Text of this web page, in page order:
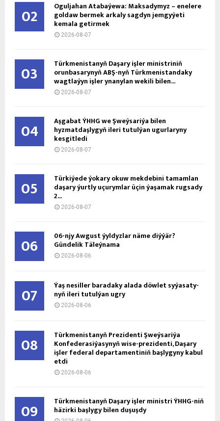
02 Oguljahan Atabaýewa: Maksadymyz – enelere
goldaw bermek arkaly sagdyn jemgyýeti
kemala getirmek
2026-08-07
03 Türkmenistanyň Daşary işler ministriniň
orunbasarynyň ABŞ-nyň Türkmenistandaky
wagtlaýyn işler ynanylan wekili bilen...
2026-08-07
04 Aşgabat ÝHHG we Şweýsariýa bilen
hyzmatdaşlygyň ileri tutulýan ugurlaryny
kesgitledi
2026-08-07
05 Türkiýede ýokary okuw mekdebini tamamlan
daşary ýurtly uçurymlar üçin ýaşamak rugsady
2...
2026-08-07
06 06-njy Awgust ýyldyzlar näme diýýär?
Gündelik Täleýnama
2026-08-06
07 Ýaş ne­sil­ler ba­ra­da­ky ala­da döw­let sy­ýa­sa­ty­
nyň ile­ri tu­tul­ýan ug­ry
2026-08-06
08 Türkmenistanyň Prezidenti Şweýsariýa
Konfederasiýasynyň wise-prezidenti, Daşary
işler federal departamentiniň başlygyny kabul
etdi
2026-08-06
09 Türkmenistanyň Daşary işler ministri ÝHHG-niň
häzirki başlygy bilen duşuşdy